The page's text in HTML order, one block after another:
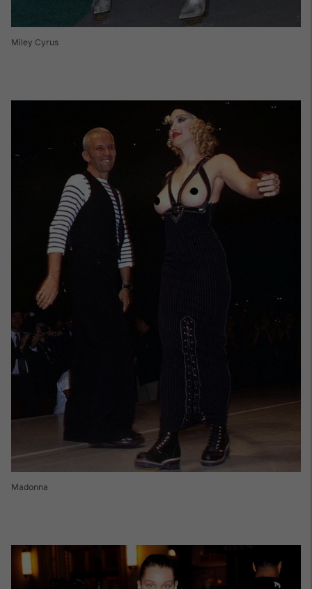
Miley Cyrus
Madonna